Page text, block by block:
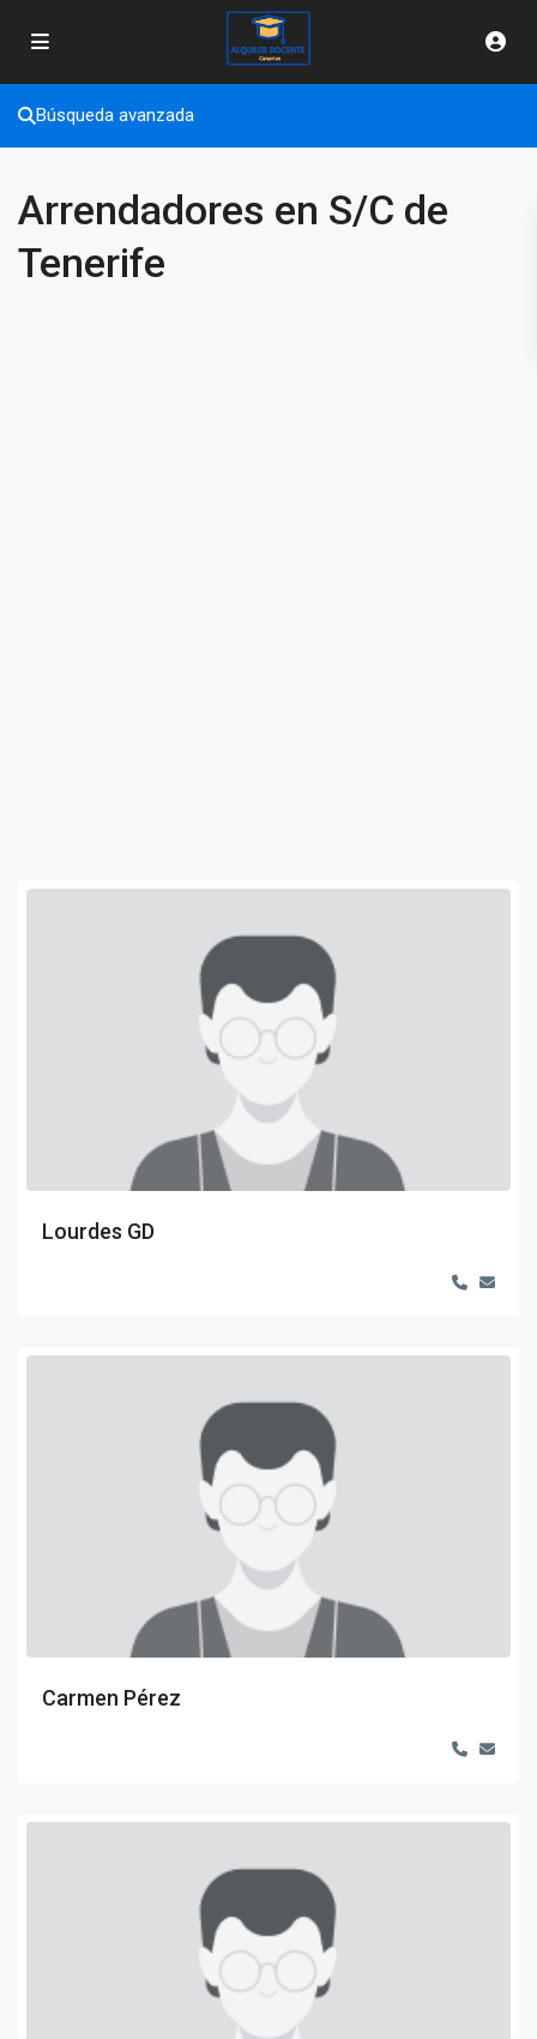
Búsqueda avanzada
Arrendadores en S/C de
Tenerife
Lourdes GD
Carmen Pérez